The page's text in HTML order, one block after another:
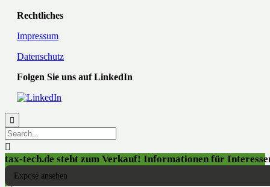
Rechtliches
Impressum
Datenschutz
Folgen Sie uns auf LinkedIn


tax-tech.de steht zum Verkauf! Informationen für
Exposé ansehen